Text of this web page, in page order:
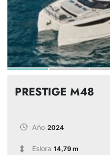
PRESTIGE M48
Año 2024
Eslora 14,79 m